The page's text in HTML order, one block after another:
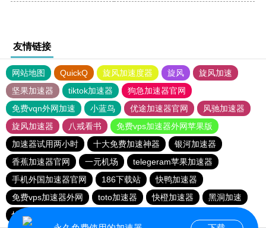
友情链接
网站地图 QuickQ 旋风加速度器 旋风
旋风加速
坚果加速器
tiktok加速器
狗急加速器官网
免费vqn外网加速
小蓝鸟 优途加速器官网
风驰加速器
旋风加速器
八戒看书
免费vps加速器外网苹果版
加速器试用两小时
十大免费加速神器
银河加速器
香蕉加速器官网
一元机场
telegeram苹果加速器
手机外国加速器官网
186下载站
快鸭加速器
免费vps加速器外网
toto加速器 快橙加速器
黑洞加速
快连vp加速器